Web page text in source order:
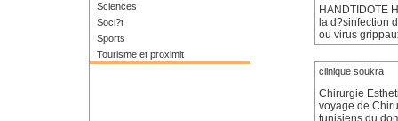
Sciences
Soci?t
Sports
Tourisme et proximit
HANDTIDOTE
la d?sinfection
ou virus
clinique soukra
Chirurgie
voyage de
tunisiens du